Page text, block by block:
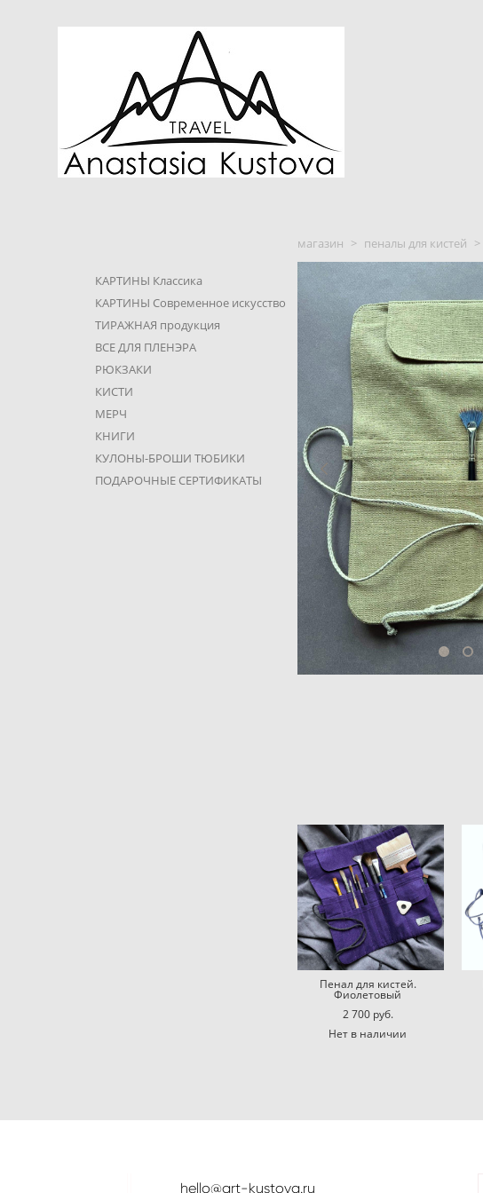
КАРТИНЫ Классика
КАРТИНЫ Современное искусство
ТИРАЖНАЯ продукция
ВСЕ ДЛЯ ПЛЕНЭРА
РЮКЗАКИ
КИСТИ
МЕРЧ
КНИГИ
КУЛОНЫ-БРОШИ ТЮБИКИ
ПОДАРОЧНЫЕ СЕРТИФИКАТЫ
магазин > пеналы для кистей >
Пенал для кистей.
Фиолетовый
2 700 pуб.
Нет в наличии
hello@art-kustova.ru